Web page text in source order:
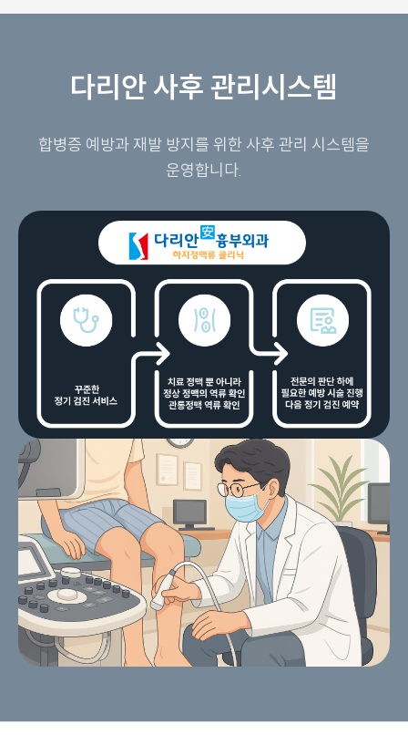
다리안 사후 관리시스템
합병증 예방과 재발 방지를 위한 사후 관리 시스템을
운영합니다.